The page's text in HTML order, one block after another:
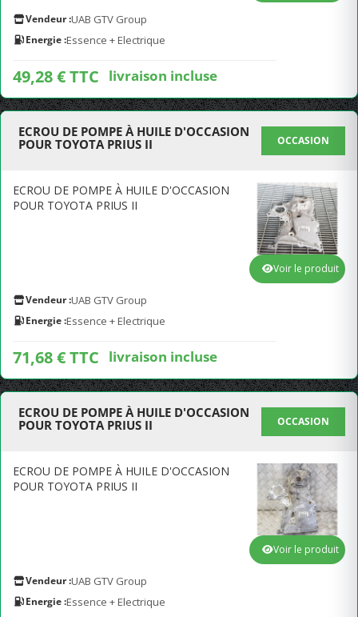
Vendeur :UAB GTV Group
Energie :Essence + Electrique
49,28 € TTC livraison incluse
ECROU DE POMPE À HUILE D'OCCASION
POUR TOYOTA PRIUS II
OCCASION
ECROU DE POMPE À HUILE D'OCCASION
POUR TOYOTA PRIUS II
Vendeur :UAB GTV Group
Energie :Essence + Electrique
71,68 € TTC livraison incluse
Voir le produit
ECROU DE POMPE À HUILE D'OCCASION
POUR TOYOTA PRIUS II
OCCASION
ECROU DE POMPE À HUILE D'OCCASION
POUR TOYOTA PRIUS II
Vendeur :UAB GTV Group
Energie :Essence + Electrique
Voir le produit